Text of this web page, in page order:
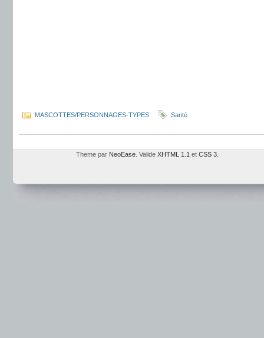
MASCOTTES/PERSONNAGES-TYPES Santé
Theme par NeoEase . Valide XHTML 1.1 et CSS 3